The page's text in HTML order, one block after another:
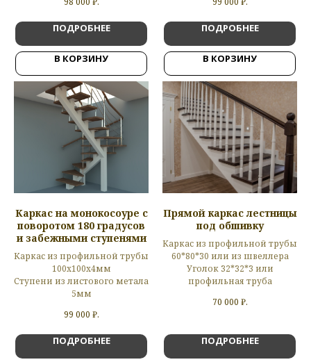
ПОДРОБНЕЕ
В КОРЗИНУ
ПОДРОБНЕЕ
В КОРЗИНУ
Каркас на монокосоуре с
поворотом 180 градусов
и забежными ступенями
Каркас из профильной трубы
100х100х4мм
Ступени из листового метала
5мм
99 000 ₽.
ПОДРОБНЕЕ
Прямой каркас лестницы
под обшивку
Каркас из профильной трубы
60*80*30 или из швеллера
Уголок 32*32*3 или
профильная труба
70 000 ₽.
ПОДРОБНЕЕ